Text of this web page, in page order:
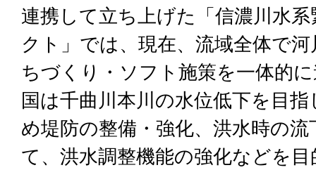
連携して立ち上げた「信濃川水
クト」では、現在、流域全体で
ちづくり・ソフト施策を一体的
国は千曲川本川の水位低下を目
め堤防の整備・強化、洪水時の
て、洪水調整機能の強化などを